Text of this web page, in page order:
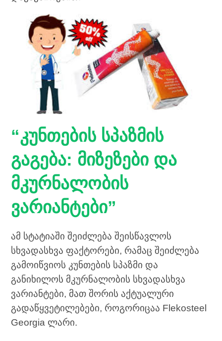
“კუნთების სპაზმის
გაგება: მიზეზები და
მკურნალობის
ვარიანტები”
ამ სტატიაში შეიძლება შეისწავლოს
სხვადასხვა ფაქტორები, რამაც შეიძლება
გამოიწვიოს კუნთების სპაზმი და
განიხილოს მკურნალობის სხვადასხვა
ვარიანტები, მათ შორის აქტუალური
გადაწყვეტილებები, როგორიცაა Flekosteel
Georgia ლარი.